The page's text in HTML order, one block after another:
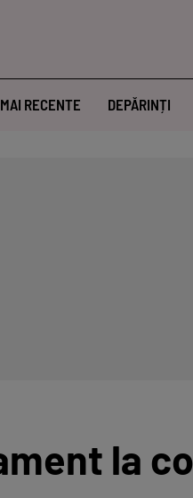
RECENTE DEPĂRINȚI
la